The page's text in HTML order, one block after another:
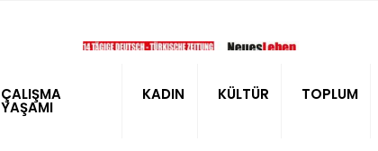
ÇALIŞMA
YAŞAMI
KADIN KÜLTÜR TOPLUM